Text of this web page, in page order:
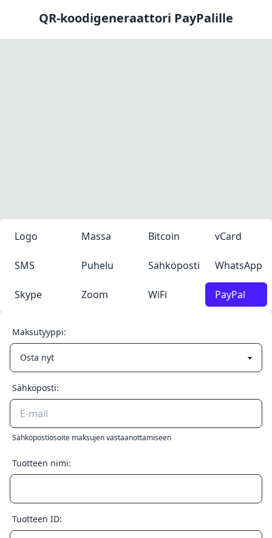
QR-koodigeneraattori PayPalille
Logo Massa Bitcoin vCard
SMS Puhelu Sähköposti WhatsApp
Skype Zoom WiFi PayPal
Maksutyyppi:
Sähköposti:
Sähköpostiosoite maksujen vastaanottamiseen
Tuotteen nimi:
Tuotteen ID: